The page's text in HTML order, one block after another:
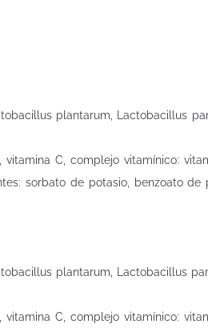
plantarum, Lactobacillus
C, complejo vitamínico:
sorbato de potasio, benzoato de
plantarum, Lactobacillus
C, complejo vitamínico: